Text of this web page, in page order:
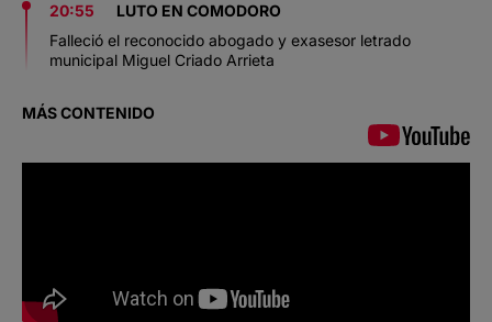
20:55
LUTO EN COMODORO
Falleció el reconocido abogado y exasesor letrado
municipal Miguel Criado Arrieta
MÁS CONTENIDO